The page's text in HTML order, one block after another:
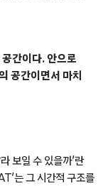
간이다. 안으로
공간이면서 마치
보일 수 있을까’란
는 그 시간적 구조를